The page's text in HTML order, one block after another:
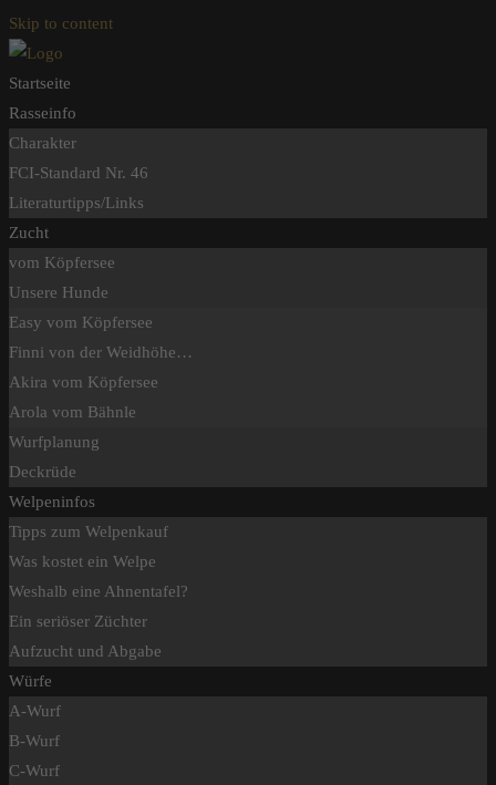
Skip to content
Startseite
Rasseinfo
Charakter
FCI-Standard Nr. 46
Literaturtipps/Links
Zucht
vom Köpfersee
Unsere Hunde
Easy vom Köpfersee
Finni von der Weidhöhe…
Akira vom Köpfersee
Arola vom Bähnle
Wurfplanung
Deckrüde
Welpeninfos
Tipps zum Welpenkauf
Was kostet ein Welpe
Weshalb eine Ahnentafel?
Ein seriöser Züchter
Aufzucht und Abgabe
Würfe
A-Wurf
B-Wurf
C-Wurf